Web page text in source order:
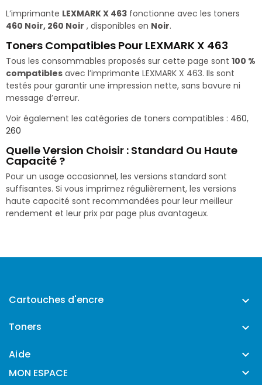
L’imprimante LEXMARK X 463 fonctionne avec les toners
460 Noir, 260 Noir , disponibles en Noir.
Toners Compatibles Pour LEXMARK X 463
Tous les consommables proposés sur cette page sont 100 %
compatibles avec l’imprimante LEXMARK X 463. Ils sont
testés pour garantir une impression nette, sans bavure ni
message d’erreur.
Voir également les catégories de toners compatibles : 460,
260
Quelle Version Choisir : Standard Ou Haute
Capacité ?
Pour un usage occasionnel, les versions standard sont
suffisantes. Si vous imprimez régulièrement, les versions
haute capacité sont recommandées pour leur meilleur
rendement et leur prix par page plus avantageux.
Cartouches d'encre 
Toners 
Aide 
MON ESPACE 